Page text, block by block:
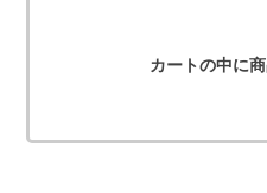
カートの中に